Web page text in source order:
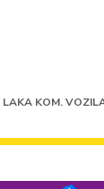
LAKA KOM.